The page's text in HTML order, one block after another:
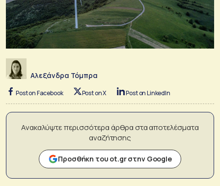
Αλεξάνδρα Τόμπρα
Post on Facebook Post on X Post on LinkedIn
Ανακαλύψτε περισσότερα άρθρα στα αποτελέσματα
αναζήτησης
Προσθήκη του ot.gr στην Google